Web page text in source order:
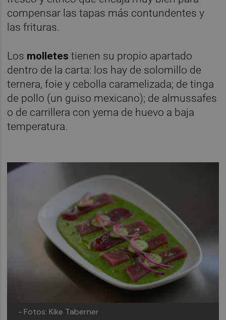
compensar las tapas más contundentes y
las frituras.
Los molletes tienen su propio apartado
dentro de la carta: los hay de solomillo de
ternera, foie y cebolla caramelizada; de tinga
de pollo (un guiso mexicano); de almussafes
o de carrillera con yema de huevo a baja
temperatura.
- Fotos: Kike Taberner